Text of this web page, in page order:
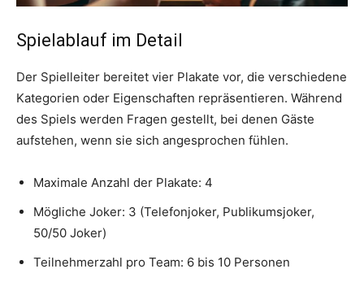
Spielablauf im Detail
Der Spielleiter bereitet vier Plakate vor, die verschiedene
Kategorien oder Eigenschaften repräsentieren. Während
des Spiels werden Fragen gestellt, bei denen Gäste
aufstehen, wenn sie sich angesprochen fühlen.
Maximale Anzahl der Plakate: 4
Mögliche Joker: 3 (Telefonjoker, Publikumsjoker,
50/50 Joker)
Teilnehmerzahl pro Team: 6 bis 10 Personen